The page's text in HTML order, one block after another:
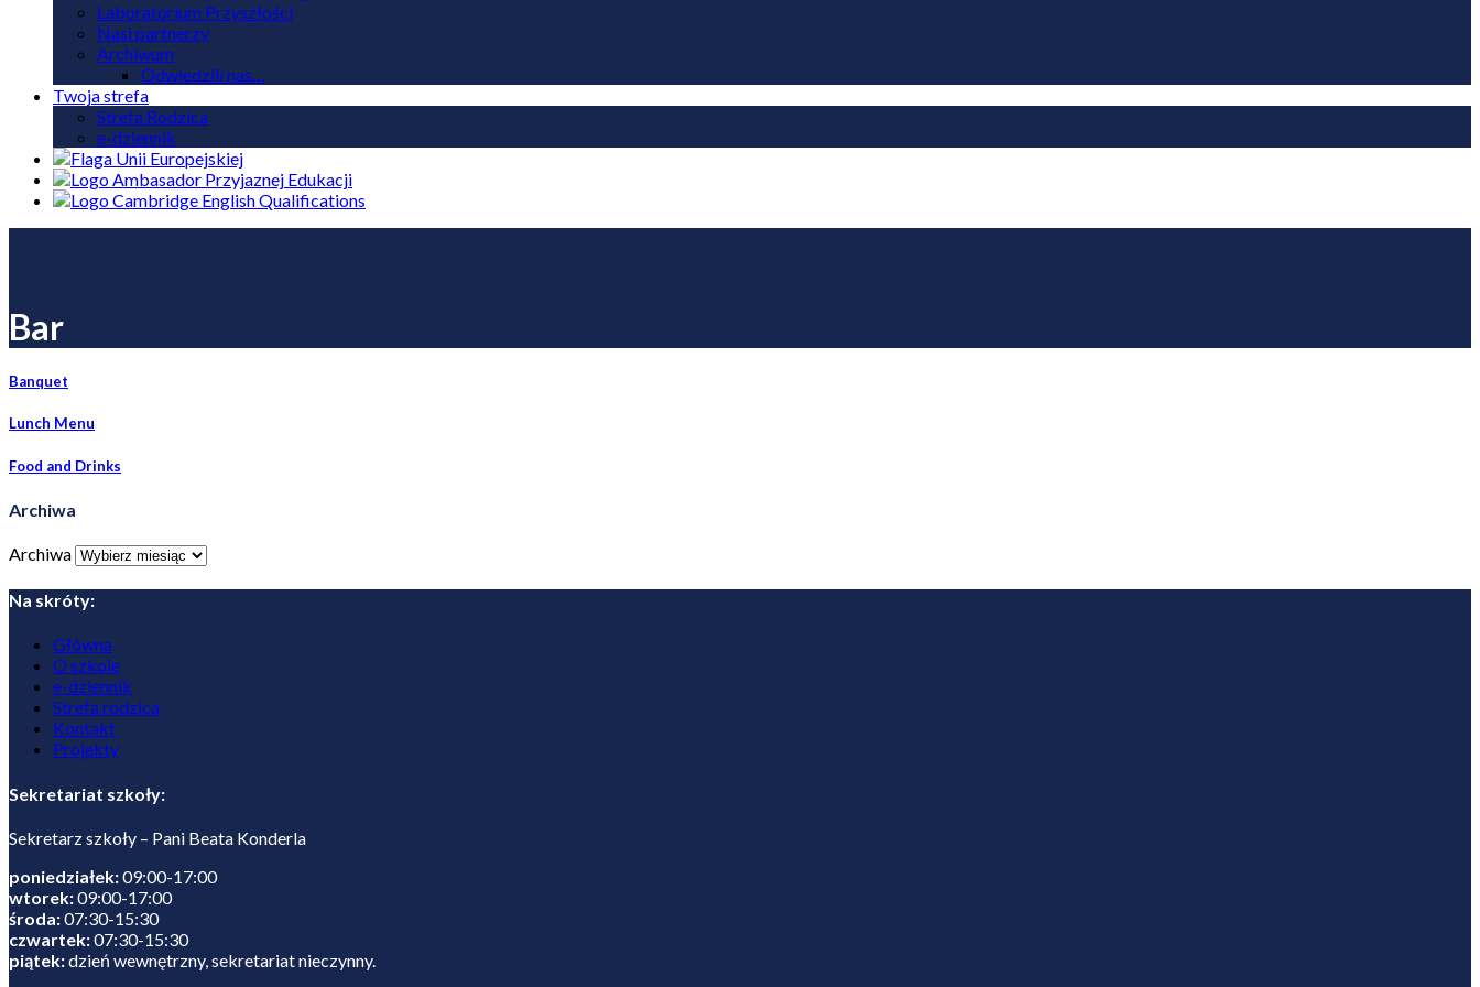
Laboratorium Przyszłości
Nasi partnerzy
Archiwum
Odwiedzili nas…
Twoja strefa
Strefa Rodzica
e-dziennik
Bar
Banquet
Lunch Menu
Food and Drinks
Archiwa
Archiwa
Na skróty:
Główna
O szkole
e-dziennik
Strefa rodzica
Kontakt
Projekty
Sekretariat szkoły:
Sekretarz szkoły – Pani Beata Konderla
poniedziałek:09:00-17:00
wtorek:09:00-17:00
środa:07:30-15:30
czwartek:07:30-15:30
piątek:dzień wewnętrzny, sekretariat nieczynny.